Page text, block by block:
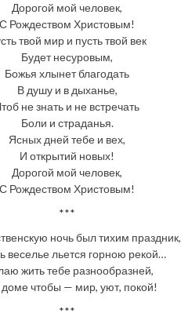
Дорогой мой человек,
С Рождеством Христовым!
твой мир и пусть твой век
Будет несуровым,
Божья хлынет благодать
В душу и в дыханье,
не знать и не встречать
Боли и страданья.
Ясных дней тебе и вех,
И открытий новых!
Дорогой мой человек,
С Рождеством Христовым!
***
ночь был тихим праздник,
веселье льется горною рекой…
жить тебе разнообразней,
доме чтобы — мир, уют, покой!
***